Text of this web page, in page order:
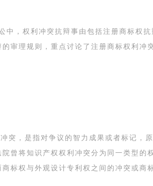
，权利冲突抗辩事由包括注册商标权
审理规则，重点讨论了注册商标权利冲
突，是指对争议的智力成果或者标记，
曾将知识产权权利冲突分为同一类型的
标权与外观设计专利权之间的冲突或商